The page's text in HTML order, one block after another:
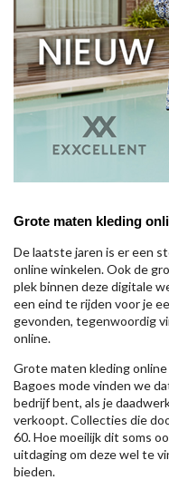
Grote maten kleding
De laatste jaren is er een
online winkelen. Ook de
plek binnen deze digitale
een eind te rijden voor je
gevonden, tegenwoordig
online.
Grote maten kleding
Bagoes mode vinden we
bedrijf bent, als je
verkoopt. Collecties die
60. Hoe moeilijk dit soms
uitdaging om deze wel te
bieden.